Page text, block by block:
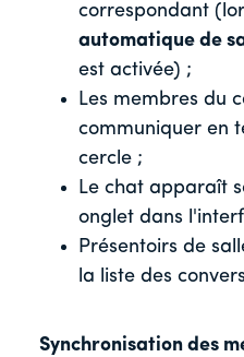
correspondant
automatique de
est activée) ;
Les membres du
communiquer en
cercle ;
Le chat apparaît
onglet dans
Présentoirs de
la liste des
Synchronisation des